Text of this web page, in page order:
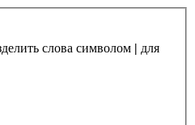
слова символом | для